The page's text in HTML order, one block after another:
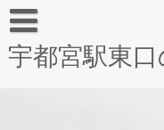
宇都宮駅東